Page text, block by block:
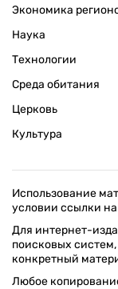
Экономика
Наука
Технологии
Среда обитания
Церковь
Культура
Использование
условии ссылки
Для интернет-
поисковых
конкретный
Любое